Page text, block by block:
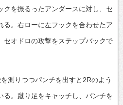
クを振るったアンダースに対し、セ
る。右ローに左フックを合わせたア
セオドロの攻撃をステップバックで
測りつつパンチを出すと2Rのよう
る。蹴り足をキャッチし、パンチを